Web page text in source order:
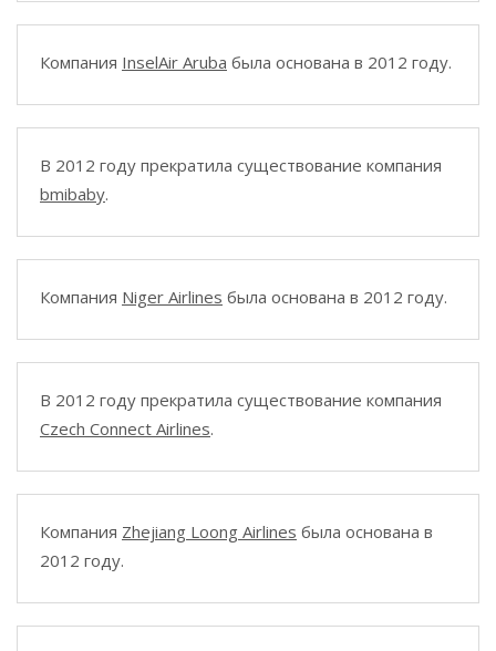
Компания InselAir Aruba была основана в 2012 году.
В 2012 году прекратила существование компания
bmibaby.
Компания Niger Airlines была основана в 2012 году.
В 2012 году прекратила существование компания
Czech Connect Airlines.
Компания Zhejiang Loong Airlines была основана в
2012 году.